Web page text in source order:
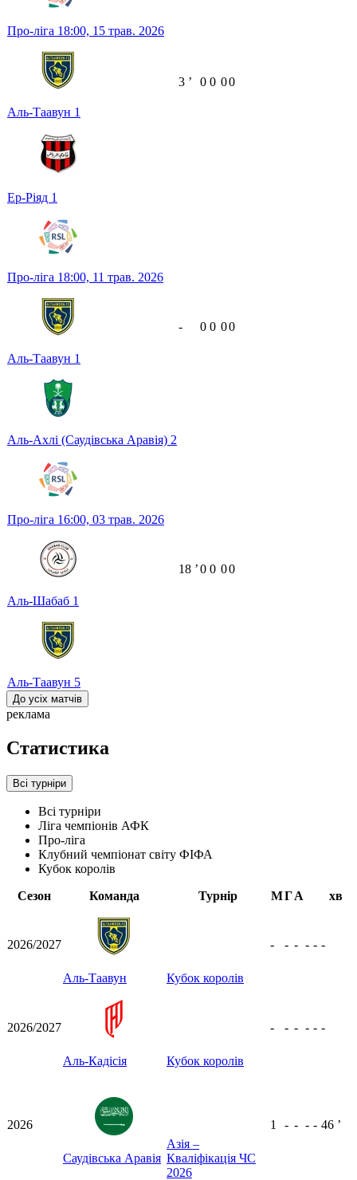
Про-ліга 18:00, 15 трав. 2026
Аль-Таавун 1
Ер-Ріяд 1
3 ʼ 0 0 00
Про-ліга 18:00, 11 трав. 2026
Аль-Таавун 1
Аль-Ахлі (Саудівська Аравія) 2
- 0 0 00
Про-ліга 16:00, 03 трав. 2026
Аль-Шабаб 1
Аль-Таавун 5
18 ʼ0 0 00
До усіх матчів
реклама
Статистика
Всі турніри
Всі турніри
Ліга чемпіонів АФК
Про-ліга
Клубний чемпіонат світу ФІФА
Кубок королів
Сезон
Команда Турнір МГА хв
2026/2027
Аль-Таавун Кубок королів
- - - - - -
2026/2027
Аль-Кадісія Кубок королів
- - - - - -
2026
Саудівська Аравія
Азія –
Кваліфікація ЧС
2026
1 - - - - 46 ʼ